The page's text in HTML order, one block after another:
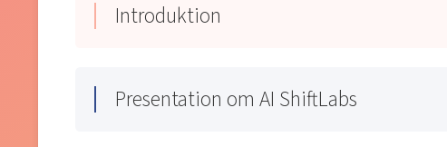
Introduktion
Presentation om AI ShiftLabs